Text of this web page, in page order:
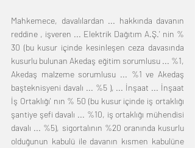
Mahkemece, davalılardan ... hakkında davanın
reddine , işveren ... Elektrik Dağıtım A.Ş.' nin %
30 (bu kusur içinde kesinleşen ceza davasında
kusurlu bulunan Akedaş eğitim sorumlusu ... %1,
Akedaş malzeme sorumlusu ... %1 ve Akedaş
başteknisyeni davalı ... %5 ), ... İnşaat ... İnşaat
İş Ortaklığı' nın % 50 (bu kusur içinde iş ortaklığı
şantiye şefi davalı ... %10, iş ortaklığı mühendisi
davalı ... %5), sigortalının %20 oranında kusurlu
olduğunun kabulü ile davanın kısmen kabulüne